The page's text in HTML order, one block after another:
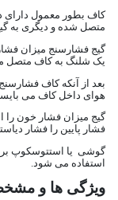
کاف بطور معمول دارای
متصل شده و دیگری به
گیج فشارسنج میزان
یک شلنگ به کاف متصل
بعد از آنکه کاف
هوای داخل کاف می
گیج میزان فشار خون را
فشار پایین را فشار
گوشی یا استتوسکوپ
استفاده می شود.
ویژگی ها و